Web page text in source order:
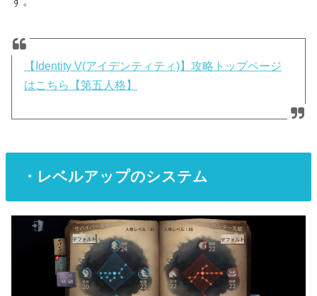
【Identity V(アイデンティティ)】攻略トップページ
はこちら【第五人格】
・レベルアップのシステム